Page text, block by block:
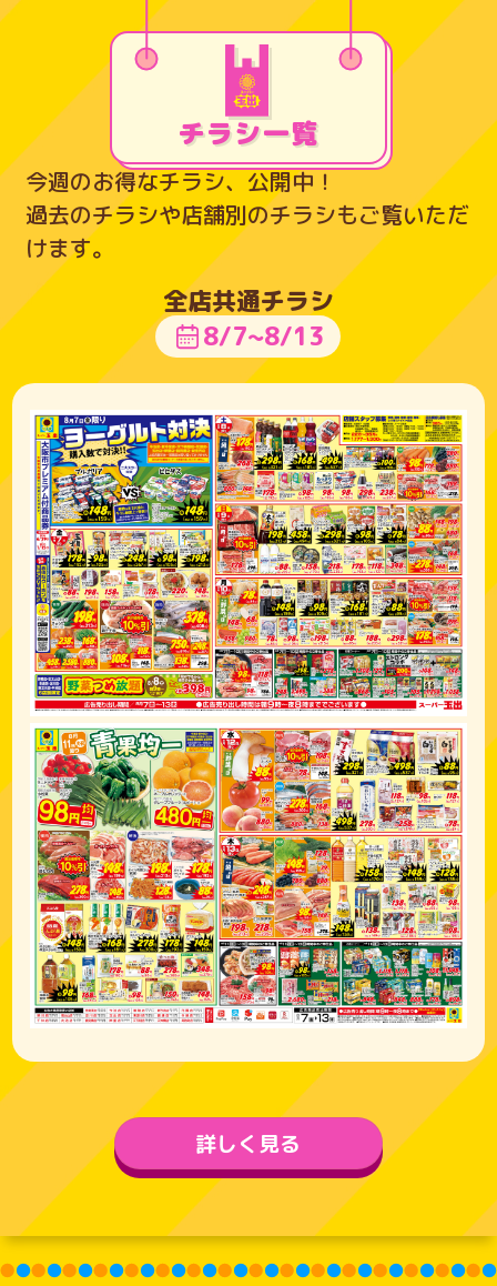
チラシ一覧
今週のお得なチラシ、公開中！
過去のチラシや店舗別のチラシもご覧いただ
けます。
8/7~8/13
全店共通チラシ
詳しく見る